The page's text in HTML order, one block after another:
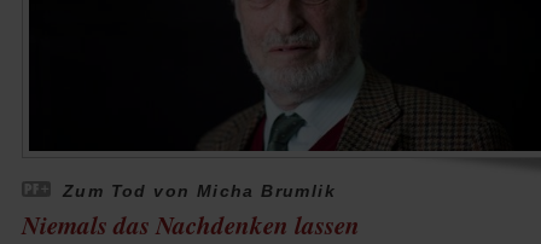
Zum Tod von Micha Brumlik
Niemals das Nachdenken lassen